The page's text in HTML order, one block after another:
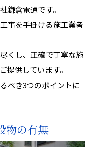
鎌倉電通です。
事を手掛ける施工業者
くし、正確で丁寧な施
提供しています。
べき3つのポイントに
物の有無